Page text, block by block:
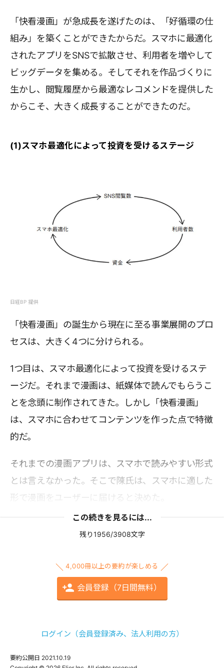
「快看漫画」が急成長を遂げたのは、「好循環の仕
組み」を築くことができたからだ。スマホに最適化
されたアプリをSNSで拡散させ、利用者を増やして
ビッグデータを集める。そしてそれを作品づくりに
生かし、閲覧履歴から最適なレコメンドを提供した
からこそ、大きく成長することができたのだ。
(1)スマホ最適化によって投資を受けるステージ
日経BP 提供
「快看漫画」の誕生から現在に至る事業展開のプロ
セスは、大きく4つに分けられる。
1つ目は、スマホ最適化によって投資を受けるステ
ージだ。それまで漫画は、紙媒体で読んでもらうこ
とを念頭に制作されてきた。しかし「快看漫画」
は、スマホに合わせてコンテンツを作った点で特徴
的だ。
それまでの漫画アプリは、スマホで読みやすい形式
とは言えなかった。そこで陳氏は、スマホに適した
形で漫画をユーザーに届けると決めた。
この続きを見るには...
残り1956/3908文字
4,000冊以上の要約が楽しめる
会員登録（7日間無料）
ログイン（会員登録済み、法人利用の方）
要約公開日 2021.10.19